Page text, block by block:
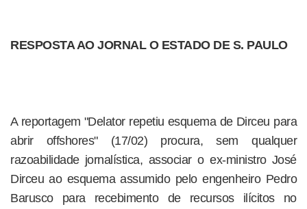
RESPOSTA AO JORNAL O ESTADO DE S. PAULO
A reportagem "Delator repetiu esquema de Dirceu para
abrir offshores" (17/02) procura, sem qualquer
razoabilidade jornalística, associar o ex-ministro José
Dirceu ao esquema assumido pelo engenheiro Pedro
Barusco para recebimento de recursos ilícitos no